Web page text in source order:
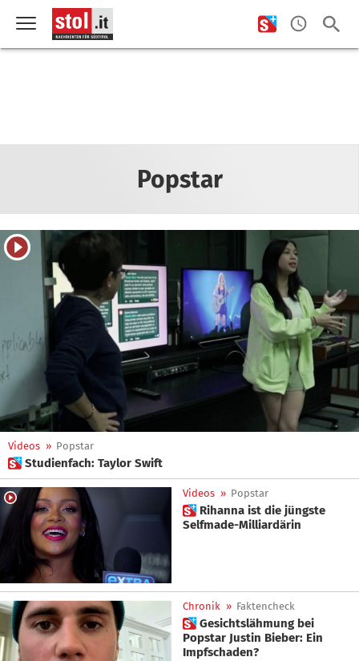
Popstar
Videos » Popstar
 Studienfach: Taylor Swift
Videos » Popstar
 Rihanna ist die jüngste
Selfmade-Milliardärin
Chronik » Faktencheck
 Gesichtslähmung bei
Popstar Justin Bieber: Ein
Impfschaden?